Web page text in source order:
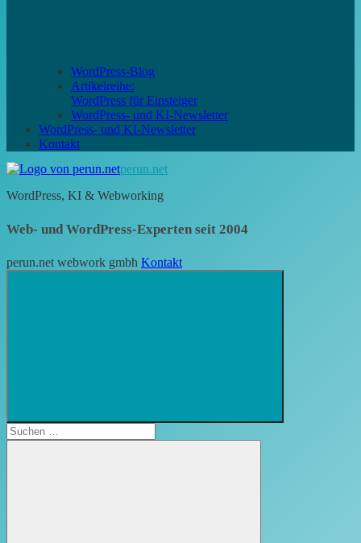
WordPress-Blog
Artikelreihe:
WordPress für Einsteiger
WordPress- und KI-Newsletter
WordPress- und KI-Newsletter
Kontakt
perun.net
WordPress, KI & Webworking
Web- und WordPress-Experten seit 2004
perun.net webwork gmbh Kontakt
öffnen
Suchen
nach: